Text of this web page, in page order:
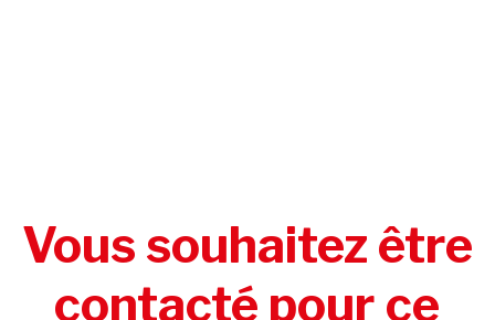
Vous souhaitez être
contacté pour ce